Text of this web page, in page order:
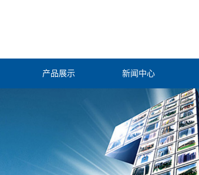
产品展示
烟尘过滤净化
自动焊锡配件
新闻中心
行业新闻
技术知识